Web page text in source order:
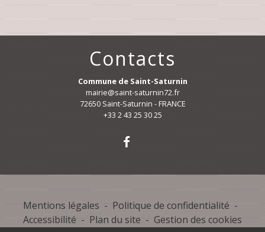
Contacts
Commune de Saint-Saturnin
mairie@saint-saturnin72.fr
72650 Saint-Saturnin - FRANCE
+33 2 43 25 30 25
Mentions légales - Politique de confidentialité -
Accessibilité - Plan du site - Gestion des cookies